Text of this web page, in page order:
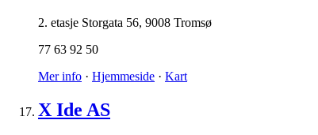
2. etasje Storgata 56, 9008 Tromsø
77 63 92 50
Mer info · Hjemmeside · Kart
X Ide AS